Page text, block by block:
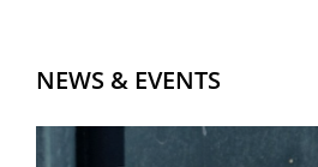
NEWS & EVENTS